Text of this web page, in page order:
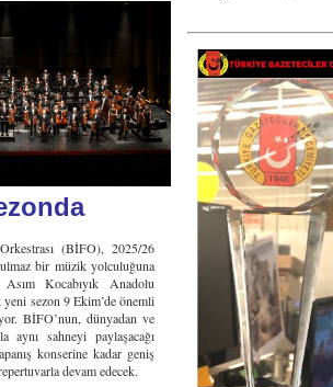
(BİFO), 2025/26
bir müzik yolculuğuna
Kocabıyık Anadolu
sezon 9 Ekim’de önemli
BİFO’nun, dünyadan ve
aynı sahneyi paylaşacağı
konserine kadar geniş
devam edecek.